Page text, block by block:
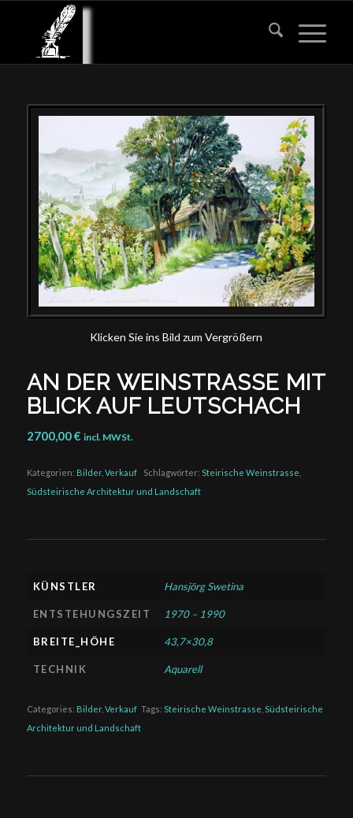
Klicken Sie ins Bild zum Vergrößern
AN DER WEINSTRASSE MIT
BLICK AUF LEUTSCHACH
2700,00€ incl. MWSt.
Kategorien: Bilder, Verkauf Schlagwörter: Steirische Weinstrasse
Südsteirische Architektur und Landschaft
KÜNSTLER Hansjörg Swetina
ENTSTEHUNGSZEIT 1970 – 1990
BREITE_HÖHE 43,7×30,8
TECHNIK Aquarell
Categories: Bilder, Verkauf Tags: Steirische Weinstrasse Südsteirische
Architektur und Landschaft